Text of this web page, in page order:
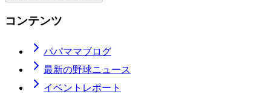
コンテンツ
パパママブログ
最新の野球ニュース
イベントレポート